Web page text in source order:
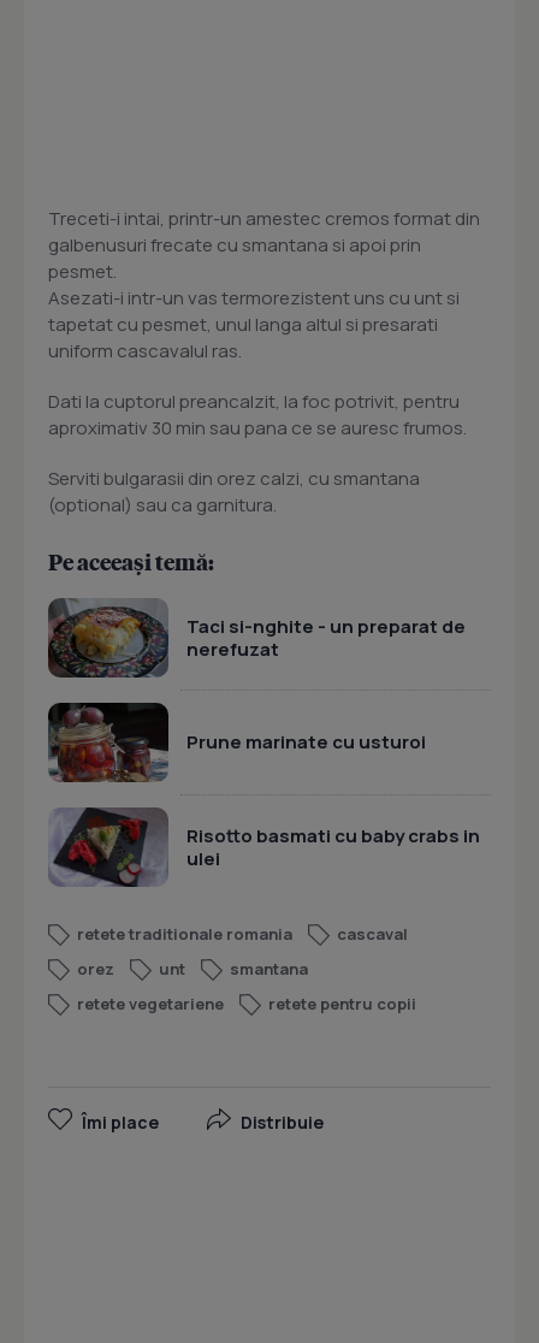
Treceti-i intai, printr-un amestec cremos format din
galbenusuri frecate cu smantana si apoi prin
pesmet.
Asezati-i intr-un vas termorezistent uns cu unt si
tapetat cu pesmet, unul langa altul si presarati
uniform cascavalul ras.
Dati la cuptorul preancalzit, la foc potrivit, pentru
aproximativ 30 min sau pana ce se auresc frumos.
Serviti bulgarasii din orez calzi, cu smantana
(optional) sau ca garnitura.
Pe aceeași temă:
Taci si-nghite - un preparat de
nerefuzat
Prune marinate cu usturoi
Risotto basmati cu baby crabs in
ulei
retete traditionale romania
cascaval
orez
unt
smantana
retete vegetariene
retete pentru copii
Îmi place Distribuie